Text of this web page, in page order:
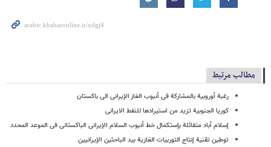
مطالب مرتبط
رغبة أوروبیة بالمشارکة فی أنبوب الغاز الإیرانی الى باکستان
کوریا الجنوبیة تزید من استیرادها للنفط الایرانی
إسلام آباد متفائلة بإستکمال خط أنبوب السلام الإیرانی الباکستانی فی الموعد المحدد
توطین تقنیة إنتاج التوربیات الغازیة بید الباحثین الإیرانیین